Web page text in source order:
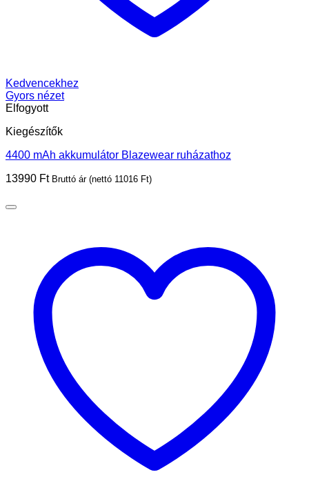
Kedvencekhez
Gyors nézet
Elfogyott
Kiegészítők
4400 mAh akkumulátor Blazewear ruházathoz
13990 Ft Bruttó ár (nettó 11016 Ft)